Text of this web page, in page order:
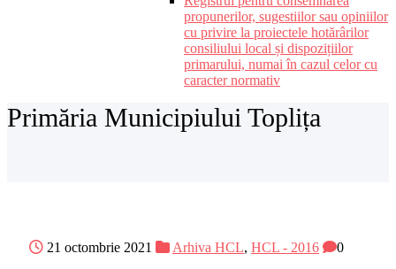
propunerilor, sugestiilor sau opiniilor
cu privire la proiectele hotărârilor
consiliului local și dispozițiilor
primarului, numai în cazul celor cu
caracter normativ
Primăria Municipiului Toplița
21 octombrie 2021 Arhiva HCL, HCL - 2016 0